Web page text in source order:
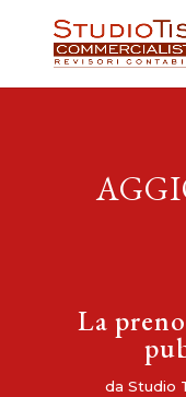
La
daStudio